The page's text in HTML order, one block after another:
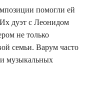
помогли ей
Их дуэт с Леонидом
не только
семьи. Варум часто
музыкальных